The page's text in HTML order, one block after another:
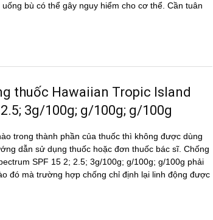
bù có thể gây nguy hiểm cho cơ thể. Cần tuân
thuốc Hawaiian Tropic Island
3g/100g; g/100g; g/100g
trong thành phần của thuốc thì không được dùng
dẫn sử dụng thuốc hoặc đơn thuốc bác sĩ. Chống
SPF 15 2; 2.5; 3g/100g; g/100g; g/100g phải
đó mà trường hợp chống chỉ định lại linh động được